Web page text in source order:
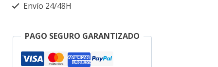
Envío 24/48H
PAGO SEGURO GARANTIZADO